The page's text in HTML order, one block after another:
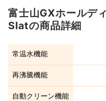
富士山GXホールデ
Slatの商品詳細
常温水機能
再沸騰機能
自動クリーン機能